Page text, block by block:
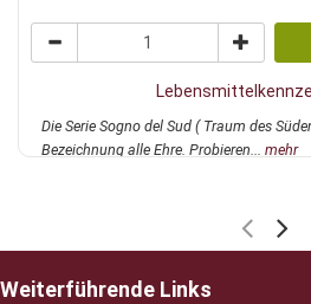
Die Serie Sogno del Sud ( Traum des
Bezeichnung alle Ehre. Probieren... mehr
Weiterführende Links